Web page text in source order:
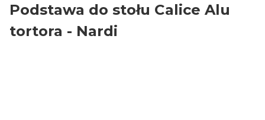
Podstawa do stołu Calice Alu
tortora - Nardi